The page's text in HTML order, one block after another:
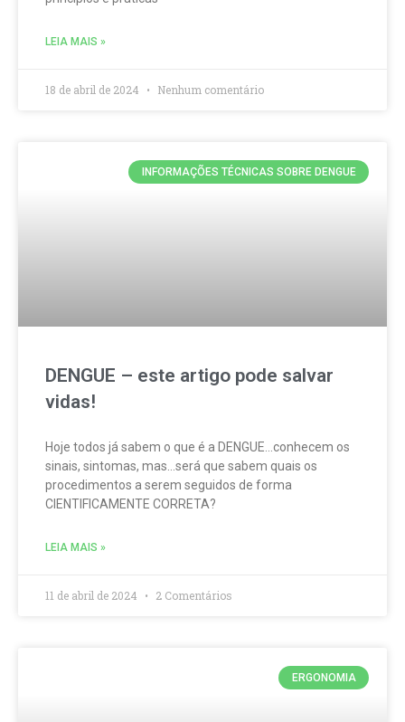
LEIA MAIS »
18 de abril de 2024 Nenhum comentário
INFORMAÇÕES TÉCNICAS SOBRE DENGUE
DENGUE – este artigo pode salvar
vidas!
Hoje todos já sabem o que é a DENGUE…conhecem os
sinais, sintomas, mas…será que sabem quais os
procedimentos a serem seguidos de forma
CIENTIFICAMENTE CORRETA?
LEIA MAIS »
11 de abril de 2024 2 Comentários
ERGONOMIA